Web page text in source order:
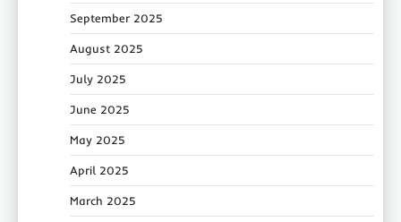
September 2025
August 2025
July 2025
June 2025
May 2025
April 2025
March 2025